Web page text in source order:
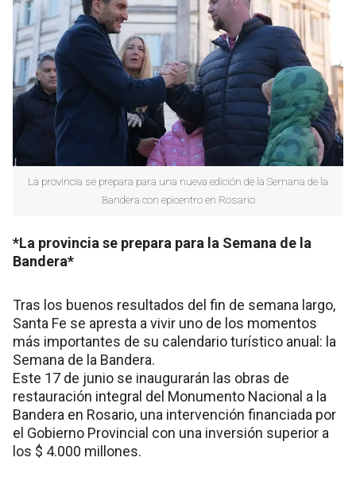
La provincia se prepara para una nueva edición de la Semana de la
Bandera con epicentro en Rosario
*La provincia se prepara para la Semana de la
Bandera*
Tras los buenos resultados del fin de semana largo,
Santa Fe se apresta a vivir uno de los momentos
más importantes de su calendario turístico anual: la
Semana de la Bandera.
Este 17 de junio se inaugurarán las obras de
restauración integral del Monumento Nacional a la
Bandera en Rosario, una intervención financiada por
el Gobierno Provincial con una inversión superior a
los $ 4.000 millones.